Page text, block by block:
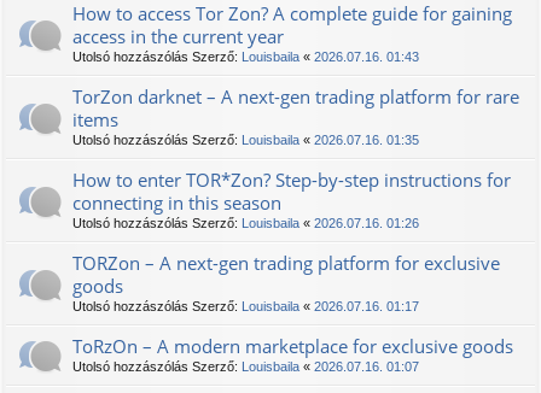
How to access Tor Zon? A complete guide for gaining
access in the current year
Utolsó hozzászólás Szerző: Louisbaila « 2026.07.16. 01:43
TorZon darknet – A next-gen trading platform for rare
items
Utolsó hozzászólás Szerző: Louisbaila « 2026.07.16. 01:35
How to enter TOR*Zon? Step-by-step instructions for
connecting in this season
Utolsó hozzászólás Szerző: Louisbaila « 2026.07.16. 01:26
TORZon – A next-gen trading platform for exclusive
goods
Utolsó hozzászólás Szerző: Louisbaila « 2026.07.16. 01:17
TоRzOn – A modern marketplace for exclusive goods
Utolsó hozzászólás Szerző: Louisbaila « 2026.07.16. 01:07